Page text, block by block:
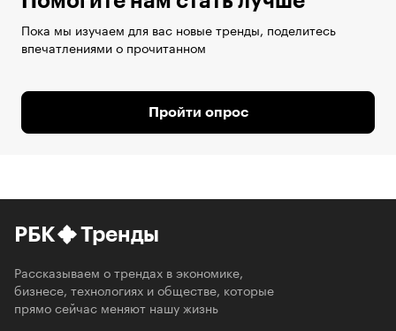
Пока мы изучаем для вас новые тренды, поделитесь
впечатлениями о прочитанном
Пройти опрос
РБК Тренды
Рассказываем о трендах в экономике,
бизнесе, технологиях и обществе, которые
прямо сейчас меняют нашу жизнь